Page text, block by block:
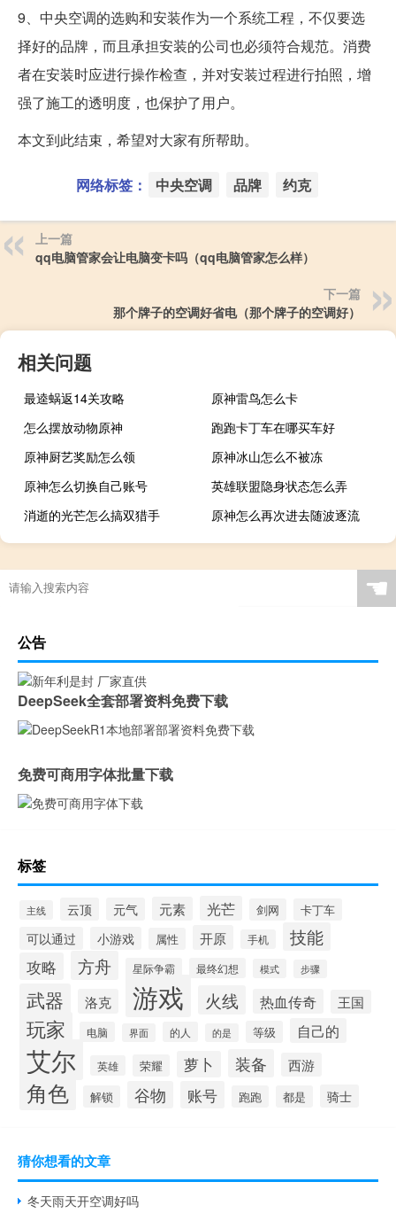
9、中央空调的选购和安装作为一个系统工程，不仅要选
择好的品牌，而且承担安装的公司也必须符合规范。消费
者在安装时应进行操作检查，并对安装过程进行拍照，增
强了施工的透明度，也保护了用户。
本文到此结束，希望对大家有所帮助。
网络标签： 中央空调 品牌 约克
上一篇
qq电脑管家会让电脑变卡吗（qq电脑管家怎么样）
下一篇
那个牌子的空调好省电（那个牌子的空调好）
相关问题
最逵蜗返14关攻略
原神雷鸟怎么卡
怎么摆放动物原神
跑跑卡丁车在哪买车好
原神厨艺奖励怎么领
原神冰山怎么不被冻
原神怎么切换自己账号
英雄联盟隐身状态怎么弄
消逝的光芒怎么搞双猎手
原神怎么再次进去随波逐流
☚
公告
DeepSeek全套部署资料免费下载
免费可商用字体批量下载
标签
主线 云顶 元气 元素 光芒 剑网 卡丁车
可以通过 小游戏 属性 开原 手机 技能
攻略 方舟 星际争霸 最终幻想 模式 步骤
武器 洛克 游戏 火线 热血传奇 王国
玩家 电脑 界面 的人 的是 等级 自己的
艾尔 英雄 荣耀 萝卜 装备 西游
角色 解锁 谷物 账号 跑跑 都是 骑士
猜你想看的文章
冬天雨天开空调好吗